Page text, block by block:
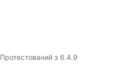
Протестований з 6.4.9